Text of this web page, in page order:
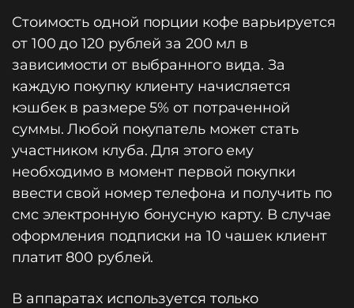
Стоимость одной порции кофе варьируется
от 100 до 120 рублей за 200 мл в
зависимости от выбранного вида. За
каждую покупку клиенту начисляется
кэшбек в размере 5% от потраченной
суммы. Любой покупатель может стать
участником клуба. Для этого ему
необходимо в момент первой покупки
ввести свой номер телефона и получить по
смс электронную бонусную карту. В случае
оформления подписки на 10 чашек клиент
платит 800 рублей.
В аппаратах используется только